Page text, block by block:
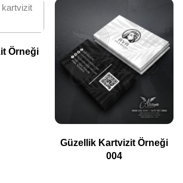
Örneği
Güzellik Kartvizit Örneği
004